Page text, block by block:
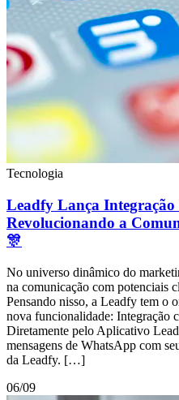
Tecnologia
Leadfy Lança
Revolucionando a
🎊
No universo dinâmico do
na comunicação com potenciais
Pensando nisso, a Leadfy tem o
nova funcionalidade: Integração
Diretamente pelo Aplicativo
mensagens de WhatsApp com
da Leadfy. […]
06/09